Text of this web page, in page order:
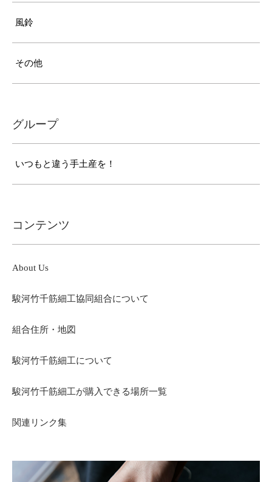
風鈴
その他
グループ
いつもと違う手土産を！
コンテンツ
About Us
駿河竹千筋細工協同組合について
組合住所・地図
駿河竹千筋細工について
駿河竹千筋細工が購入できる場所一覧
関連リンク集